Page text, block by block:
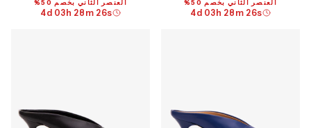
العنصر الثاني بخصم 50%
4d 03 h 28 m 25s
العنصر الثاني بخصم 50%
4d 03 h 28 m 25s